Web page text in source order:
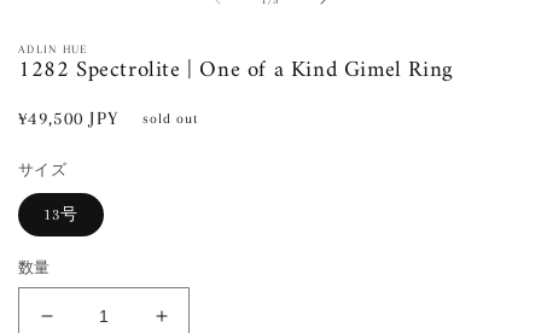
メ
デ
ア
(1)
開
く
ADLIN HUE
1282 Spectrolite | One of a Kind Gimel Ring
通
価
格
¥49,500 JPY sold out
サイズ
13号
数量
1282